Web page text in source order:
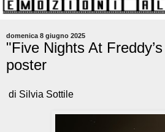
domenica 8 giugno 2025
"Five Nights At
poster
di Silvia Sottile